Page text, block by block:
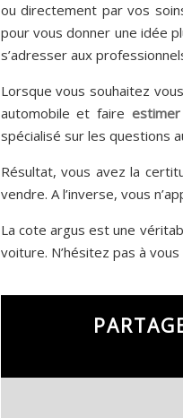
ou directement par vos
pour vous donner une idée
s’adresser aux
Lorsque vous souhaitez
automobile et faire
spécialisé sur les questions
Résultat, vous avez la
vendre. A l’inverse, vous
La cote argus est une
voiture. N’hésitez pas à